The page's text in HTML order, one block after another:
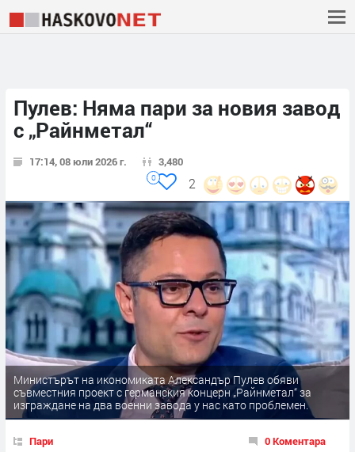
Пулев: Няма пари за новия завод
с „Райнметал“
17:14, 08 юли 2026 г. 3,480
2
0
Министърът на икономиката Александър Пулев обяви
съвместния проект с германския концерн „Райнметал“ за
изграждане на два военни завода у нас като проблемен.
Пари 0 Коментара